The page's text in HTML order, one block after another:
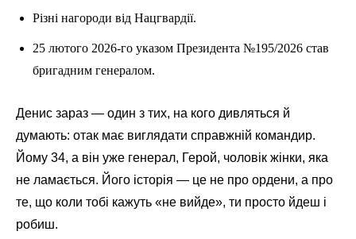
Різні нагороди від Нацгвардії.
25 лютого 2026-го указом Президента №195/2026 став
бригадним генералом.
Денис зараз — один з тих, на кого дивляться й
думають: отак має виглядати справжній командир.
Йому 34, а він уже генерал, Герой, чоловік жінки, яка
не ламається. Його історія — це не про ордени, а про
те, що коли тобі кажуть «не вийде», ти просто йдеш і
робиш.